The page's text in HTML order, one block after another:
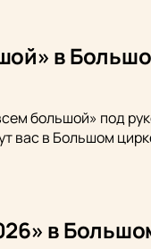
в
большой» под
в Большом
в